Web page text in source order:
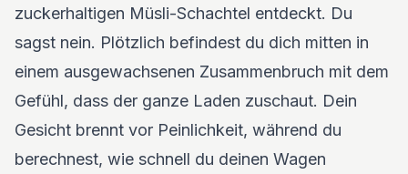
zuckerhaltigen Müsli-Schachtel entdeckt. Du
sagst nein. Plötzlich befindest du dich mitten in
einem ausgewachsenen Zusammenbruch mit dem
Gefühl, dass der ganze Laden zuschaut. Dein
Gesicht brennt vor Peinlichkeit, während du
berechnest, wie schnell du deinen Wagen